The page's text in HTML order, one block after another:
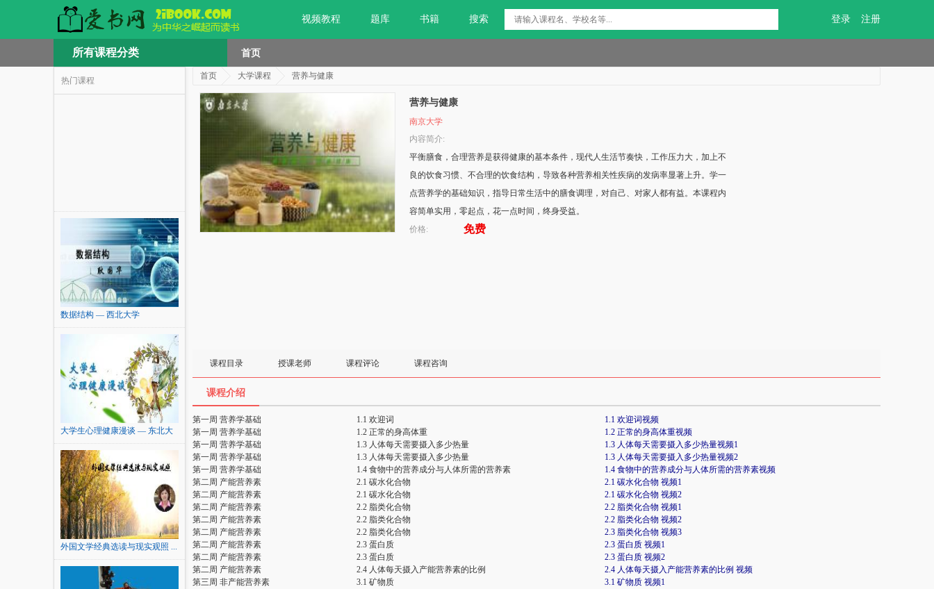
视频教程 题库 书籍 搜索 登录 注册
所有课程分类 首页
热门课程
数据结构 — 西北大学
大学生心理健康漫谈 — 东北大
学
外国文学经典选读与现实观照 ...
首页 大学课程 营养与健康
营养与健康
南京大学
内容简介:
平衡膳食，合理营养是获得健康的基本条件，现代人生活节奏快，工作压力大，加上不
良的饮食习惯、不合理的饮食结构，导致各种营养相关性疾病的发病率显著上升。学一
点营养学的基础知识，指导日常生活中的膳食调理，对自己、对家人都有益。本课程内
容简单实用，零起点，花一点时间，终身受益。
价格:
免费
课程目录 授课老师 课程评论 课程咨询
课程介绍
第一周 营养学基础 1.1 欢迎词
1.1 欢迎词视频
第一周 营养学基础
1.2 正常的身高体重
1.2 正常的身高体重视频
第一周 营养学基础
1.3 人体每天需要摄入多少热量
1.3 人体每天需要摄入多少热量视频1
第一周 营养学基础
1.3 人体每天需要摄入多少热量
1.3 人体每天需要摄入多少热量视频2
第一周 营养学基础
1.4 食物中的营养成分与人体所需的营养素
1.4 食物中的营养成分与人体所需的营养素视频
第二周 产能营养素
2.1 碳水化合物
2.1 碳水化合物 视频1
第二周 产能营养素
2.1 碳水化合物
2.1 碳水化合物 视频2
第二周 产能营养素
2.2 脂类化合物
2.2 脂类化合物 视频1
第二周 产能营养素
2.2 脂类化合物
2.2 脂类化合物 视频2
第二周 产能营养素
2.2 脂类化合物
2.3 脂类化合物 视频3
第二周 产能营养素
2.3 蛋白质
2.3 蛋白质 视频1
第二周 产能营养素
2.3 蛋白质
2.3 蛋白质 视频2
第二周 产能营养素
2.4 人体每天摄入产能营养素的比例
2.4 人体每天摄入产能营养素的比例 视频
第三周 非产能营养素
3.1 矿物质
3.1 矿物质 视频1